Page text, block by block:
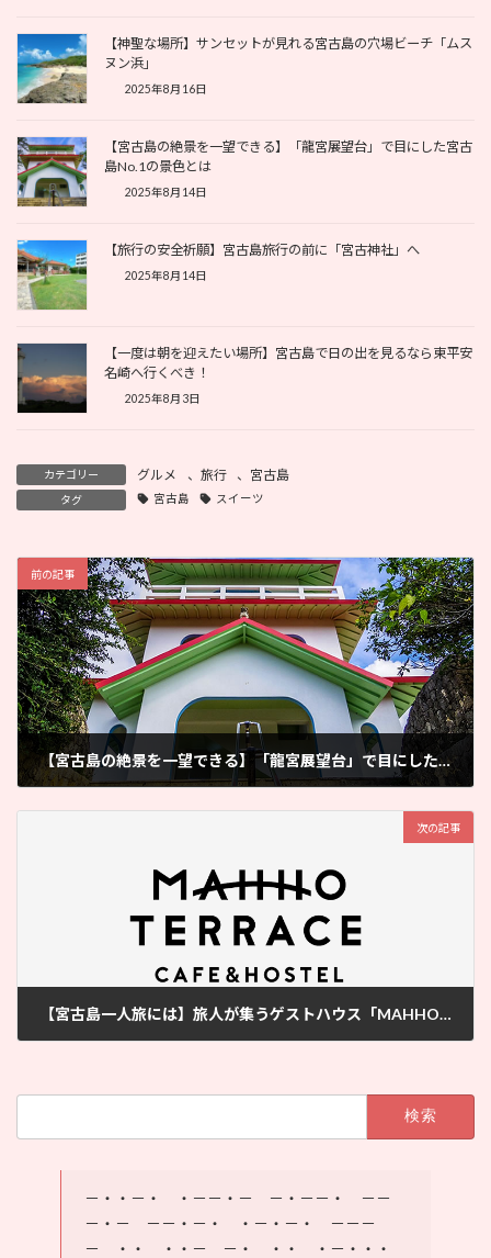
【神聖な場所】サンセットが見れる宮古島の穴場ビーチ「ムス
ヌン浜」
2025年8月16日
【宮古島の絶景を一望できる】「龍宮展望台」で目にした宮古
島No.1の景色とは
2025年8月14日
【旅行の安全祈願】宮古島旅行の前に「宮古神社」へ
2025年8月14日
【一度は朝を迎えたい場所】宮古島で日の出を見るなら東平安
名崎へ行くべき！
2025年8月3日
カテゴリー グルメ 、 旅行 、 宮古島
タグ 宮古島 スイーツ
前の記事
【宮古島の絶景を一望できる】「龍宮展望台」で目にした宮古島No.1の景色とは
次の記事
【宮古島一人旅には】旅人が集うゲストハウス「MAHHO TERRACE」がおすすめ
－・・－・ ・－－・－ －・－－・ －－
－・－ －－・－・ ・－・－・ －－－
－ ・・ ・・－ －・ ・・ ・－・・・